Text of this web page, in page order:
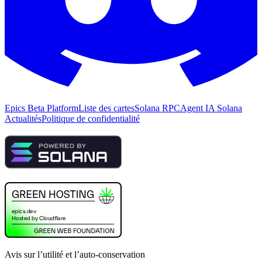
Epics Beta PlatformListe des cartesSolana RPCAgent IA Solana
ActualitésPolitique de confidentialité
Avis sur l’utilité et l’auto-conservation